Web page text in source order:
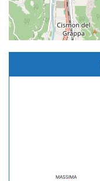
MASSIMA